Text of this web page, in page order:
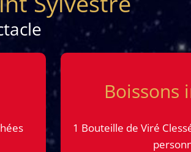
Boissons
1 Bouteille de Viré